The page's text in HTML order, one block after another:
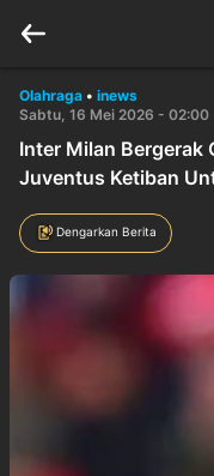
Olahraga • inews
Sabtu, 16 Mei 2026 - 02:00
Inter Milan Bergerak
Juventus Ketiban
Dengarkan Berita